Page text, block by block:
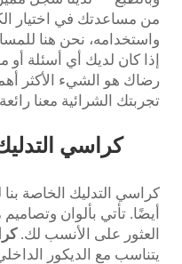
من مساعدتك في اختيار
واستخدامه، نحن هنا
إذا كان لديك أي أسئلة
رضاك هو الشيء الأكثر
تجربتك الشرائية معنا
كراسي
كراسي التدليك الخاصة
أيضًا. تأتي بألوان
العثور على الأنسب لك.
يتناسب مع الديكور